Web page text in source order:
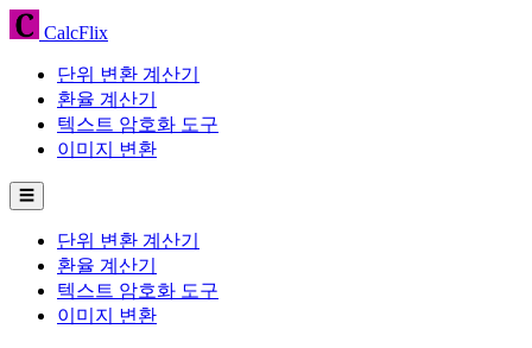
CalcFlix
단위 변환 계산기
환율 계산기
텍스트 암호화 도구
이미지 변환
☰
단위 변환 계산기
환율 계산기
텍스트 암호화 도구
이미지 변환